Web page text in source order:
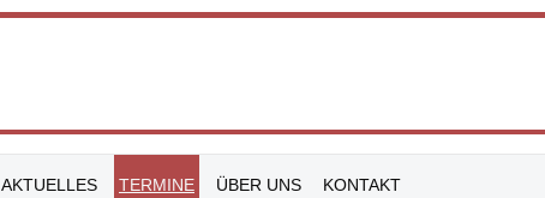
AKTUELLES TERMINE ÜBER UNS KONTAKT